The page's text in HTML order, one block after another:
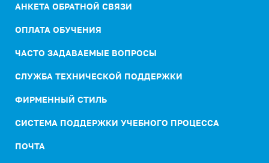
АНКЕТА ОБРАТНОЙ СВЯЗИ
ОПЛАТА ОБУЧЕНИЯ
ЧАСТО ЗАДАВАЕМЫЕ ВОПРОСЫ
СЛУЖБА ТЕХНИЧЕСКОЙ ПОДДЕРЖКИ
ФИРМЕННЫЙ СТИЛЬ
СИСТЕМА ПОДДЕРЖКИ УЧЕБНОГО ПРОЦЕССА
ПОЧТА